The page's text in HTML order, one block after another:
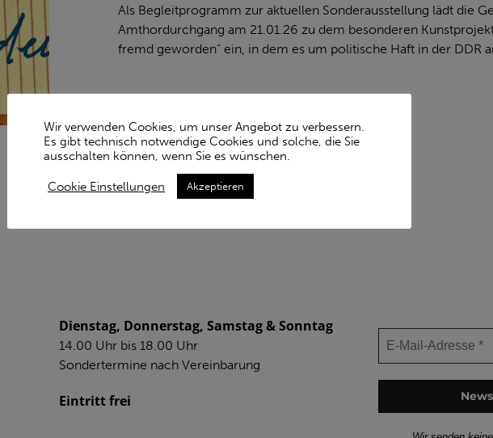
18
Uhr
Als Begleitprogramm zur aktuellen Sonderausstellung lädt die
Amthordurchgang am 21.01.26 zu dem besonderen
fremd geworden“ ein, in dem es um politische Haft in der DDR
Dienstag, Donnerstag, Samstag & Sonntag
14.00 Uhr bis 18.00 Uhr
Sondertermine nach Vereinbarung
Eintritt frei
Wir verwenden Cookies, um unser Angebot zu verbessern.
Es gibt technisch notwendige Cookies und solche, die Sie
ausschalten können, wenn Sie es wünschen.
Cookie Einstellungen Akzeptieren